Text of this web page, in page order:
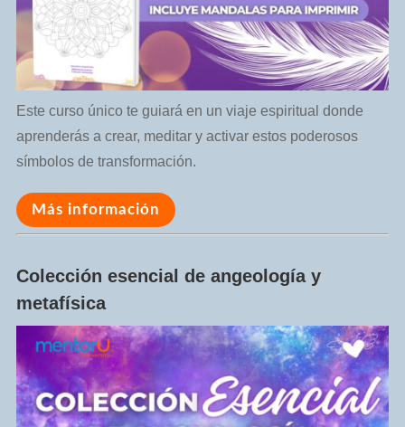
Este curso único te guiará en un viaje espiritual donde
aprenderás a crear, meditar y activar estos poderosos
símbolos de transformación.
Más información
Colección esencial de angeología y
metafísica